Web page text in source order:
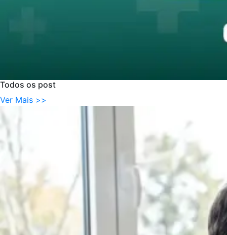
Todos os post
Ver Mais >>